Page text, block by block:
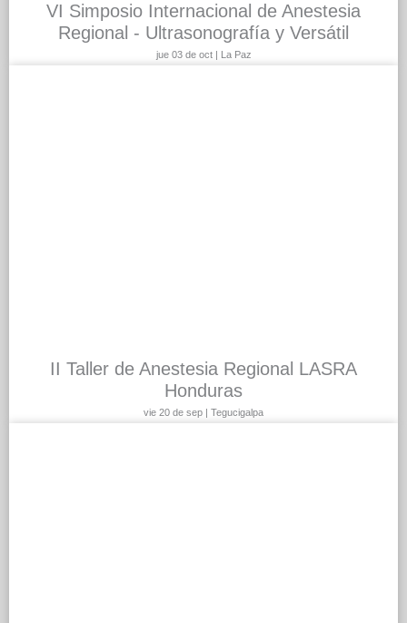
VI Simposio Internacional de Anestesia
Regional - Ultrasonografía y Versátil
jue 03 de oct | La Paz
II Taller de Anestesia Regional LASRA
Honduras
vie 20 de sep | Tegucigalpa